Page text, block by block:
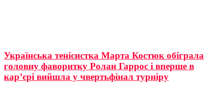
Українська тенісистка Марта Костюк обіграла
головну фаворитку Ролан Гаррос і вперше в
кар’єрі вийшла у чвертьфінал турніру